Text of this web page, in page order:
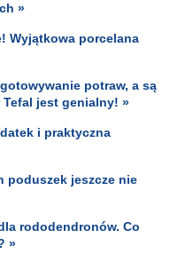
»
Wyjątkowa porcelana
potraw, a są
jest genialny! »
i praktyczna
poduszek jeszcze nie
rododendronów. Co
»